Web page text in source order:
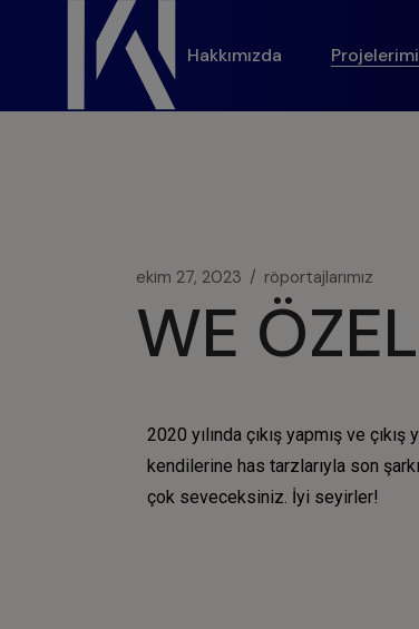
Hakkımızda
ekim 27, 2023 röportajlarımız
WE
2020 yılında çıkış yapmış ve
kendilerine has tarzlarıyla son
çok seveceksiniz. İyi seyirler!
modal-check